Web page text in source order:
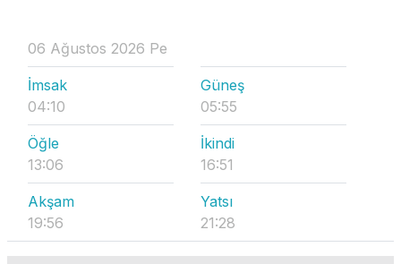
06 Ağustos 2026 Pe
İmsak
04:10
Güneş
05:55
Öğle
13:06
İkindi
16:51
Akşam
19:56
Yatsı
21:28